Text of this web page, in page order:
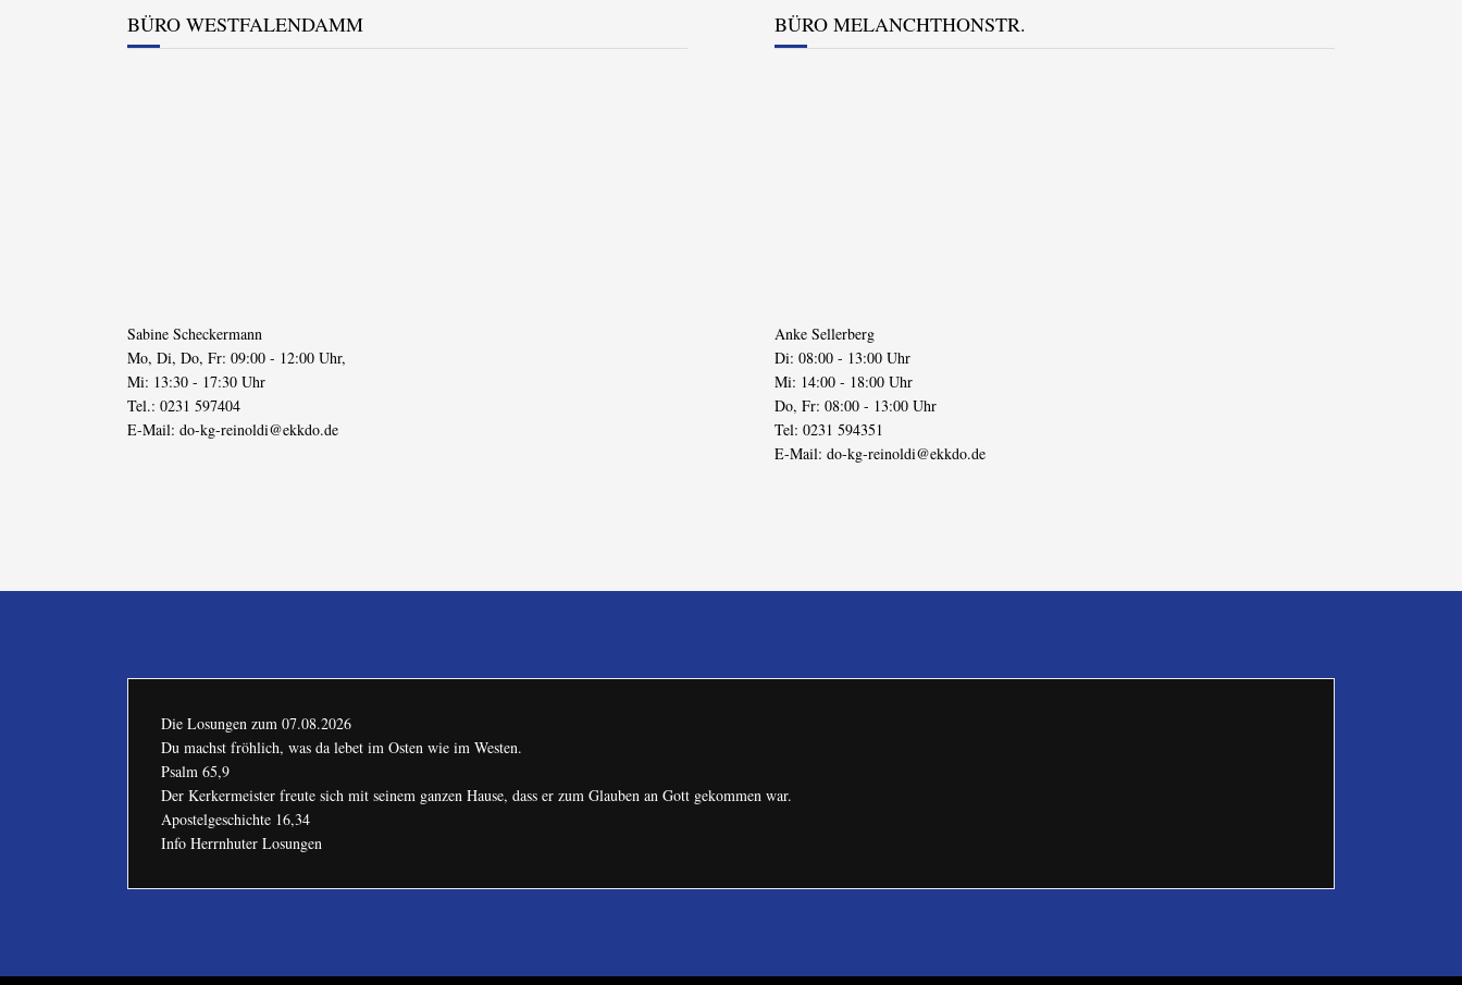
BÜRO WESTFALENDAMM
Sabine Scheckermann
Mo, Di, Do, Fr: 09:00 - 12:00 Uhr,
Mi: 13:30 - 17:30 Uhr
Tel.: 0231 597404
E-Mail: do-kg-reinoldi@ekkdo.de
BÜRO MELANCHTHONSTR.
Anke Sellerberg
Di: 08:00 - 13:00 Uhr
Mi: 14:00 - 18:00 Uhr
Do, Fr: 08:00 - 13:00 Uhr
Tel: 0231 594351
E-Mail: do-kg-reinoldi@ekkdo.de
Die Losungen zum 07.08.2026
Du machst fröhlich, was da lebet im Osten wie im Westen.
Psalm 65,9
Der Kerkermeister freute sich mit seinem ganzen Hause, dass er zum Glauben an Gott gekommen war.
Apostelgeschichte 16,34
Info Herrnhuter Losungen